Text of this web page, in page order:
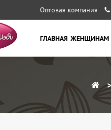
Оптовая компания
ГЛАВНАЯ ЖЕНЩИНАМ